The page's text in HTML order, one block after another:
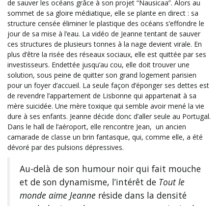
de sauver les océans grâce à son projet “Nausicaa”. Alors au
sommet de sa gloire médiatique, elle se plante en direct : sa
structure censée éliminer le plastique des océans s’effondre le
jour de sa mise à l’eau. La vidéo de Jeanne tentant de sauver
ces structures de plusieurs tonnes à la nage devient virale. En
plus d’être la risée des réseaux sociaux, elle est quittée par ses
investisseurs. Endettée jusqu’au cou, elle doit trouver une
solution, sous peine de quitter son grand logement parisien
pour un foyer d’accueil. La seule façon d’éponger ses dettes est
de revendre l’appartement de Lisbonne qui appartenait à sa
mère suicidée. Une mère toxique qui semble avoir mené la vie
dure à ses enfants. Jeanne décide donc d’aller seule au Portugal.
Dans le hall de l’aéroport, elle rencontre Jean, un ancien
camarade de classe un brin fantasque, qui, comme elle, a été
dévoré par des pulsions dépressives.
Au-delà de son humour noir qui fait mouche
et de son dynamisme, l’intérêt de Tout le
monde aime Jeanne réside dans la densité